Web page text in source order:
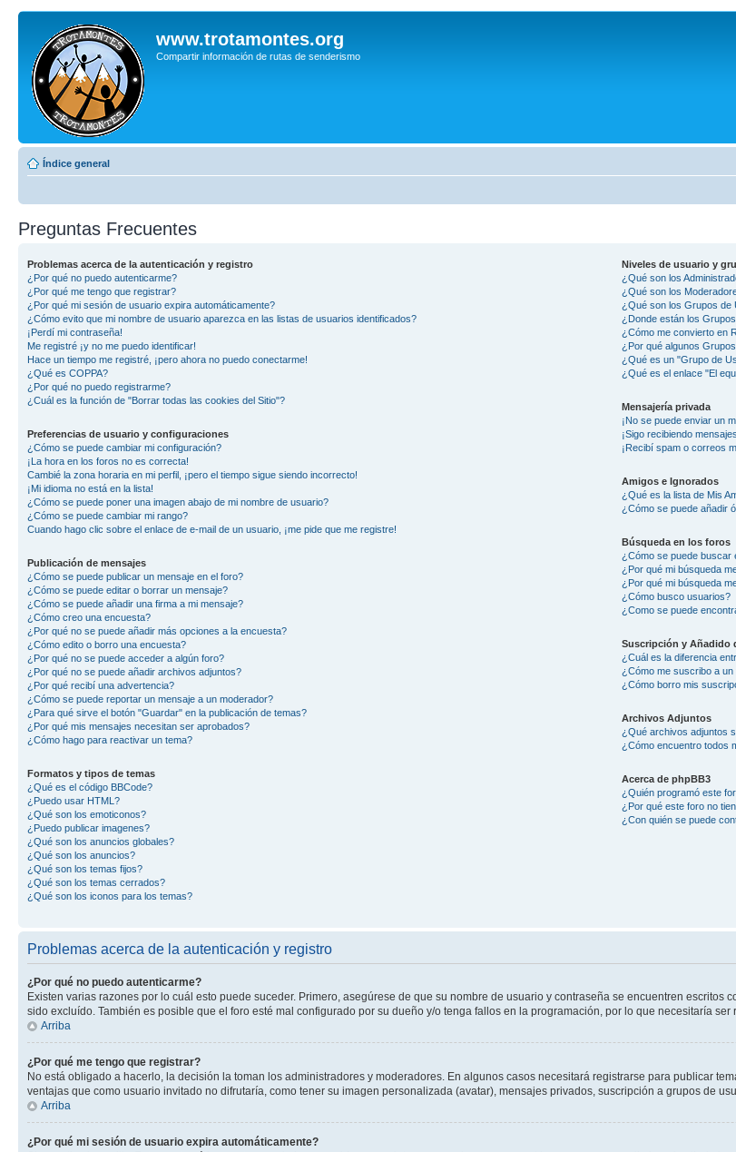
www.trotamontes.org
Compartir información de rutas de senderismo
Índice general
Preguntas Frecuentes
Problemas acerca de la autenticación y registro
¿Por qué no puedo autenticarme?
¿Por qué me tengo que registrar?
¿Por qué mi sesión de usuario expira automáticamente?
¿Cómo evito que mi nombre de usuario aparezca en las listas de usuarios identificados?
¡Perdí mi contraseña!
Me registré ¡y no me puedo identificar!
Hace un tiempo me registré, ¡pero ahora no puedo conectarme!
¿Qué es COPPA?
¿Por qué no puedo registrarme?
¿Cuál es la función de "Borrar todas las cookies del Sitio"?
Preferencias de usuario y configuraciones
¿Cómo se puede cambiar mi configuración?
¡La hora en los foros no es correcta!
Cambié la zona horaria en mi perfil, ¡pero el tiempo sigue siendo incorrecto!
¡Mi idioma no está en la lista!
¿Cómo se puede poner una imagen abajo de mi nombre de usuario?
¿Cómo se puede cambiar mi rango?
Cuando hago clic sobre el enlace de e-mail de un usuario, ¡me pide que me registre!
Publicación de mensajes
¿Cómo se puede publicar un mensaje en el foro?
¿Cómo se puede editar o borrar un mensaje?
¿Cómo se puede añadir una firma a mi mensaje?
¿Cómo creo una encuesta?
¿Por qué no se puede añadir más opciones a la encuesta?
¿Cómo edito o borro una encuesta?
¿Por qué no se puede acceder a algún foro?
¿Por qué no se puede añadir archivos adjuntos?
¿Por qué recibí una advertencia?
¿Cómo se puede reportar un mensaje a un moderador?
¿Para qué sirve el botón "Guardar" en la publicación de temas?
¿Por qué mis mensajes necesitan ser aprobados?
¿Cómo hago para reactivar un tema?
Formatos y tipos de temas
¿Qué es el código BBCode?
¿Puedo usar HTML?
¿Qué son los emoticonos?
¿Puedo publicar imagenes?
¿Qué son los anuncios globales?
¿Qué son los anuncios?
¿Qué son los temas fijos?
¿Qué son los temas cerrados?
¿Qué son los iconos para los temas?
Niveles de usuario y
¿Qué son los
¿Qué son los
¿Qué son los Grupos de
¿Donde están los
¿Cómo me convierto en
¿Por qué algunos
¿Qué es un "Grupo de
¿Qué es el enlace "El
Mensajería privada
¡No se puede enviar un
¡Sigo recibiendo
¡Recibí spam o correos
Amigos e Ignorados
¿Qué es la lista de Mis
¿Cómo se puede añadir
Búsqueda en los foros
¿Cómo se puede buscar
¿Por qué mi búsqueda
¿Por qué mi búsqueda
¿Cómo busco usuarios?
¿Como se puede
Suscripción y Añadido
¿Cuál es la diferencia
¿Cómo me suscribo a
¿Cómo borro mis
Archivos Adjuntos
¿Qué archivos adjuntos
¿Cómo encuentro todos
Acerca de phpBB3
¿Quién programó este
¿Por qué este foro no
¿Con quién se puede
Problemas acerca de la autenticación y registro
¿Por qué no puedo autenticarme?
Existen varias razones por lo cuál esto puede suceder. Primero, asegúrese de que su nombre de usuario y contraseña se encuentren
sido excluído. También es posible que el foro esté mal configurado por su dueño y/o tenga fallos en la programación, por lo que necesitaría ser
Arriba
¿Por qué me tengo que registrar?
No está obligado a hacerlo, la decisión la toman los administradores y moderadores. En algunos casos necesitará registrarse para publicar
ventajas que como usuario invitado no difrutaría, como tener su imagen personalizada (avatar), mensajes privados, suscripción a grupos de
Arriba
¿Por qué mi sesión de usuario expira automáticamente?